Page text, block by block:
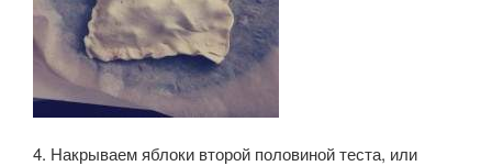
4. Накрываем яблоки второй половиной теста, или